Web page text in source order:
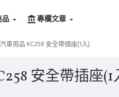
品 專欄文章
車用品 KC258 安全帶插座(1入)
安全帶插座(1